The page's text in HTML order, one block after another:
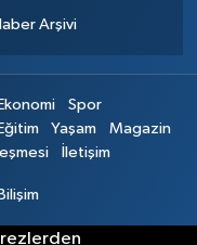
Arşivi
Ekonomi
Spor
Eğitim Yaşam
Magazin
İletişim